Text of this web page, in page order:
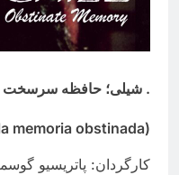
. شیلی؛ حافظه سرسخت
(Chile, la memoria obstinada)
کارگردان: پاتریسیو